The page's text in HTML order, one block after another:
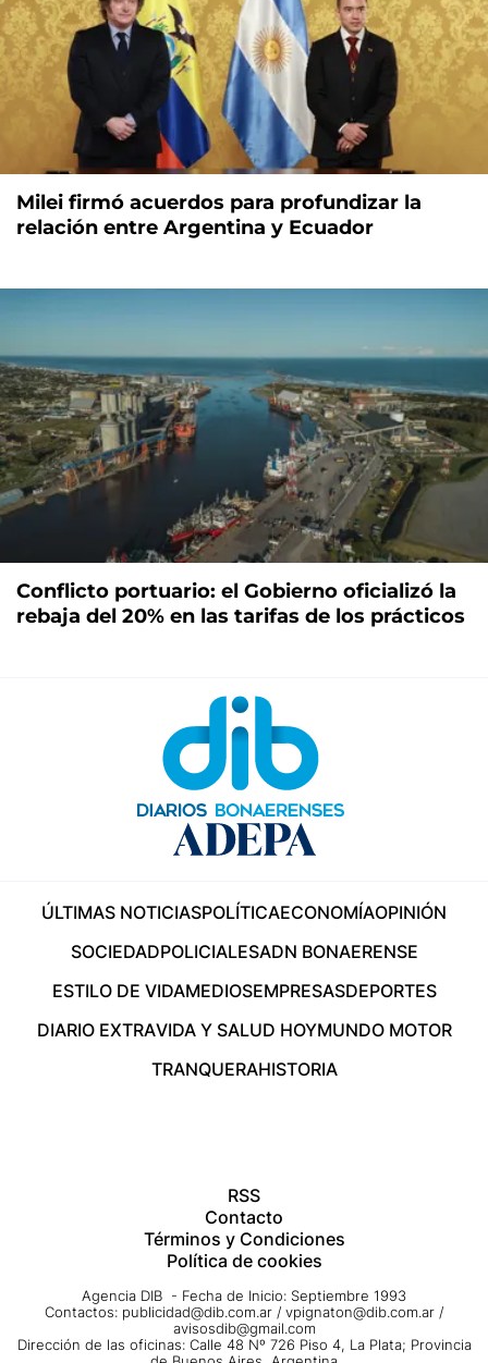
Milei firmó acuerdos para profundizar la
relación entre Argentina y Ecuador
Conflicto portuario: el Gobierno oficializó la
rebaja del 20% en las tarifas de los prácticos
ÚLTIMAS NOTICIASPOLÍTICAECONOMÍAOPINIÓN
SOCIEDADPOLICIALESADN BONAERENSE
ESTILO DE VIDAMEDIOSEMPRESASDEPORTES
DIARIO EXTRAVIDA Y SALUD HOYMUNDO MOTOR
TRANQUERAHISTORIA
RSS
Contacto
Términos y Condiciones
Política de cookies
Agencia DIB - Fecha de Inicio: Septiembre 1993
Contactos: publicidad@dib.com.ar / vpignaton@dib.com.ar /
avisosdib@gmail.com
Dirección de las oficinas: Calle 48 Nº 726 Piso 4, La Plata; Provincia